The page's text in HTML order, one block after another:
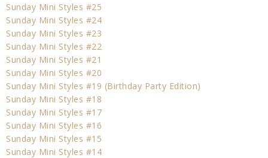
Sunday Mini Styles #25
Sunday Mini Styles #24
Sunday Mini Styles #23
Sunday Mini Styles #22
Sunday Mini Styles #21
Sunday Mini Styles #20
Sunday Mini Styles #19 (Birthday Party Edition)
Sunday Mini Styles #18
Sunday Mini Styles #17
Sunday Mini Styles #16
Sunday Mini Styles #15
Sunday Mini Styles #14